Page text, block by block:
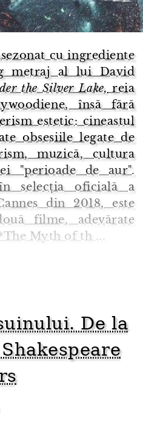
cu ingrediente
metraj al lui David
the Silver Lake, reia
însă fără
estetic: cineastul
obsesiile legate de
muzică, cultura
"perioade de aur".
selecția oficială a
din 2018, este
filme, adevărate
Myth of th ...
De la